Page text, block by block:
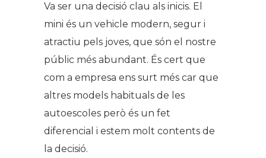
Va ser una decisió clau als inicis. El
mini és un vehicle modern, segur i
atractiu pels joves, que són el nostre
públic més abundant. És cert que
com a empresa ens surt més car que
altres models habituals de les
autoescoles però és un fet
diferencial i estem molt contents de
la decisió.